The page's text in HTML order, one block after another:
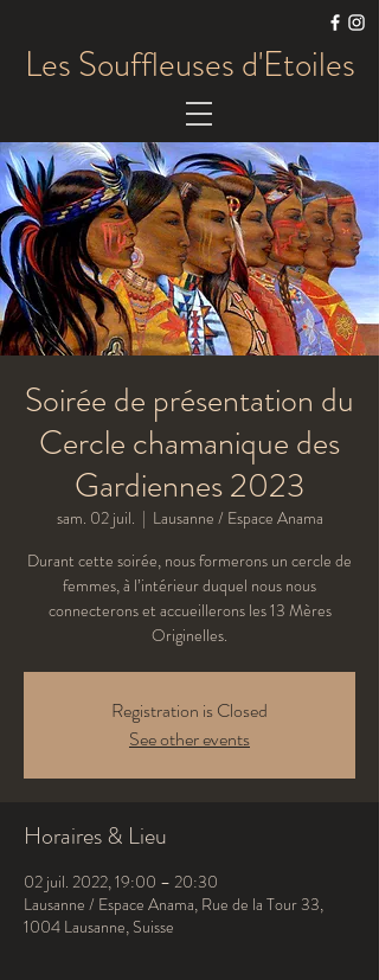
Les Souffleuses d'Etoiles
Soirée de présentation du
Cercle chamanique des
Gardiennes 2023
sam. 02 juil.
  |
Lausanne / Espace Anama
Durant cette soirée, nous formerons un cercle de
femmes, à l’intérieur duquel nous nous
connecterons et accueillerons les 13 Mères
Originelles.
Registration is Closed
See other events
Horaires & Lieu
02 juil. 2022, 19:00 – 20:30
Lausanne / Espace Anama, Rue de la Tour 33,
1004 Lausanne, Suisse